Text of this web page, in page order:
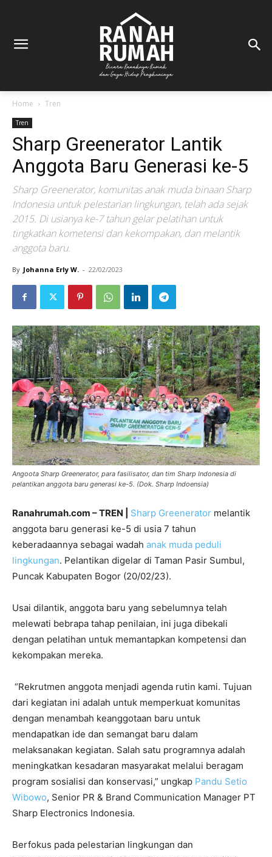
Home Tren
Tren
Sharp Greenerator Lantik
Anggota Baru Generasi ke-5
Sharp Greenerator, komunitas anak muda binaan Sharp
Indonesia untuk pelestarian lingkungan, telah ada sejak
2015. Di usianya ke-7 tahun gelar pelatihan untuk
tingkatkan kometensi dan kekompakan, dan melantik
anggota baru.
By Johanna Erly W. - 22/02/2023
Angoota Sharp Greenerator, para fasilisator, dan tim Sharp Indonesia di
pelantikan anggota baru generasi ke-5. (Dok. Sharp Indoensia)
Ranahrumah.com – TREN | Sharp Greenerator melantik
anggota baru generasi ke-5 di usia 7 tahun
keberadaannya sebagai wadah anak muda peduli
lingkungan. Pelantikan digelar di Taman Pasir Sumbul,
Puncak Kabupaten Bogor (20/02/23).
Usai dilantik, anggota baru yang sebelumnya telah
melewati bebrapa tahap penilaian, ini juga dibekali
dengan pelatihan untuk memantapkan kompetensi dan
kekompakan mereka.
“Rekrutmen anggota menjadi agenda rutin kami. Tujuan
dari kegiatan ini adalah untuk memperkuat komunitas
dengan menambah keanggotaan baru untuk
mendapatkan ide dan semangat baru dalam
melaksanakan kegiatan. Salah satu programnya adalah
meningkatkan kesadaran masyarakat melalui beragam
program sosialisi dan konservasi,” ungkap Pandu Setio
Wibowo, Senior PR & Brand Communication Manager PT
Sharp Electronics Indonesia.
Berfokus pada pelestarian lingkungan dan